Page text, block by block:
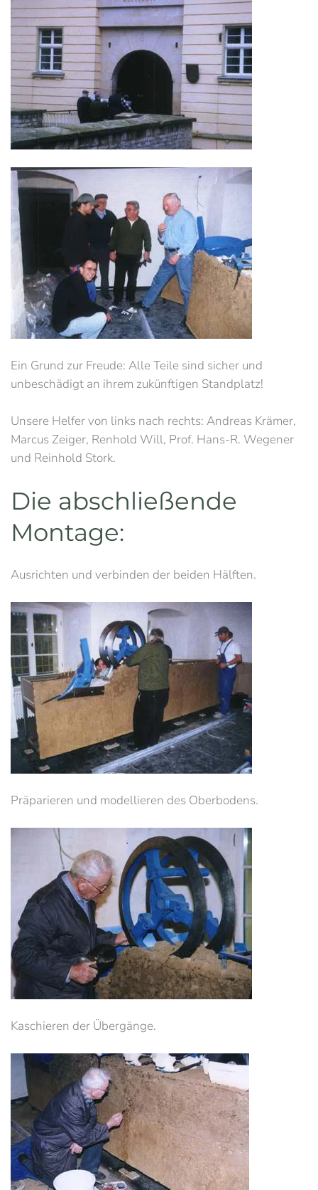
Ein Grund zur Freude: Alle Teile sind sicher und
unbeschädigt an ihrem zukünftigen Standplatz!
Unsere Helfer von links nach rechts: Andreas Krämer,
Marcus Zeiger, Renhold Will, Prof. Hans-R. Wegener
und Reinhold Stork.
Die abschließende
Montage:
Ausrichten und verbinden der beiden Hälften.
Präparieren und modellieren des Oberbodens.
Kaschieren der Übergänge.